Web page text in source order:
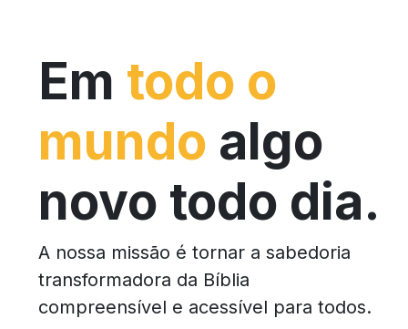
Em todo o
mundo algo
novo todo dia.
A nossa missão é tornar a sabedoria
transformadora da Bíblia
compreensível e acessível para todos.